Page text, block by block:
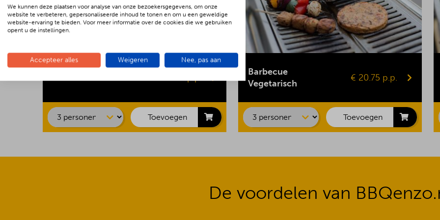
Kipsaté
Biefstuk
Shaslick
Toevoegen
Barbecue
Vegetarisch
€ 20.75 p.p.
Vegaburger
Groentespies
Portobello
Toevoegen
De voordelen van
We kunnen deze plaatsen voor analyse van onze bezoekersgegevens, om onze
website te verbeteren, gepersonaliseerde inhoud te tonen en om u een geweldige
website-ervaring te bieden. Voor meer informatie over de cookies die we gebruiken
opent u de instellingen.
Accepteer alles Weigeren Nee, pas aan